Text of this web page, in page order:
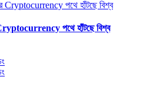
Cryptocurrency পথে হাঁটছে বিশ্ব